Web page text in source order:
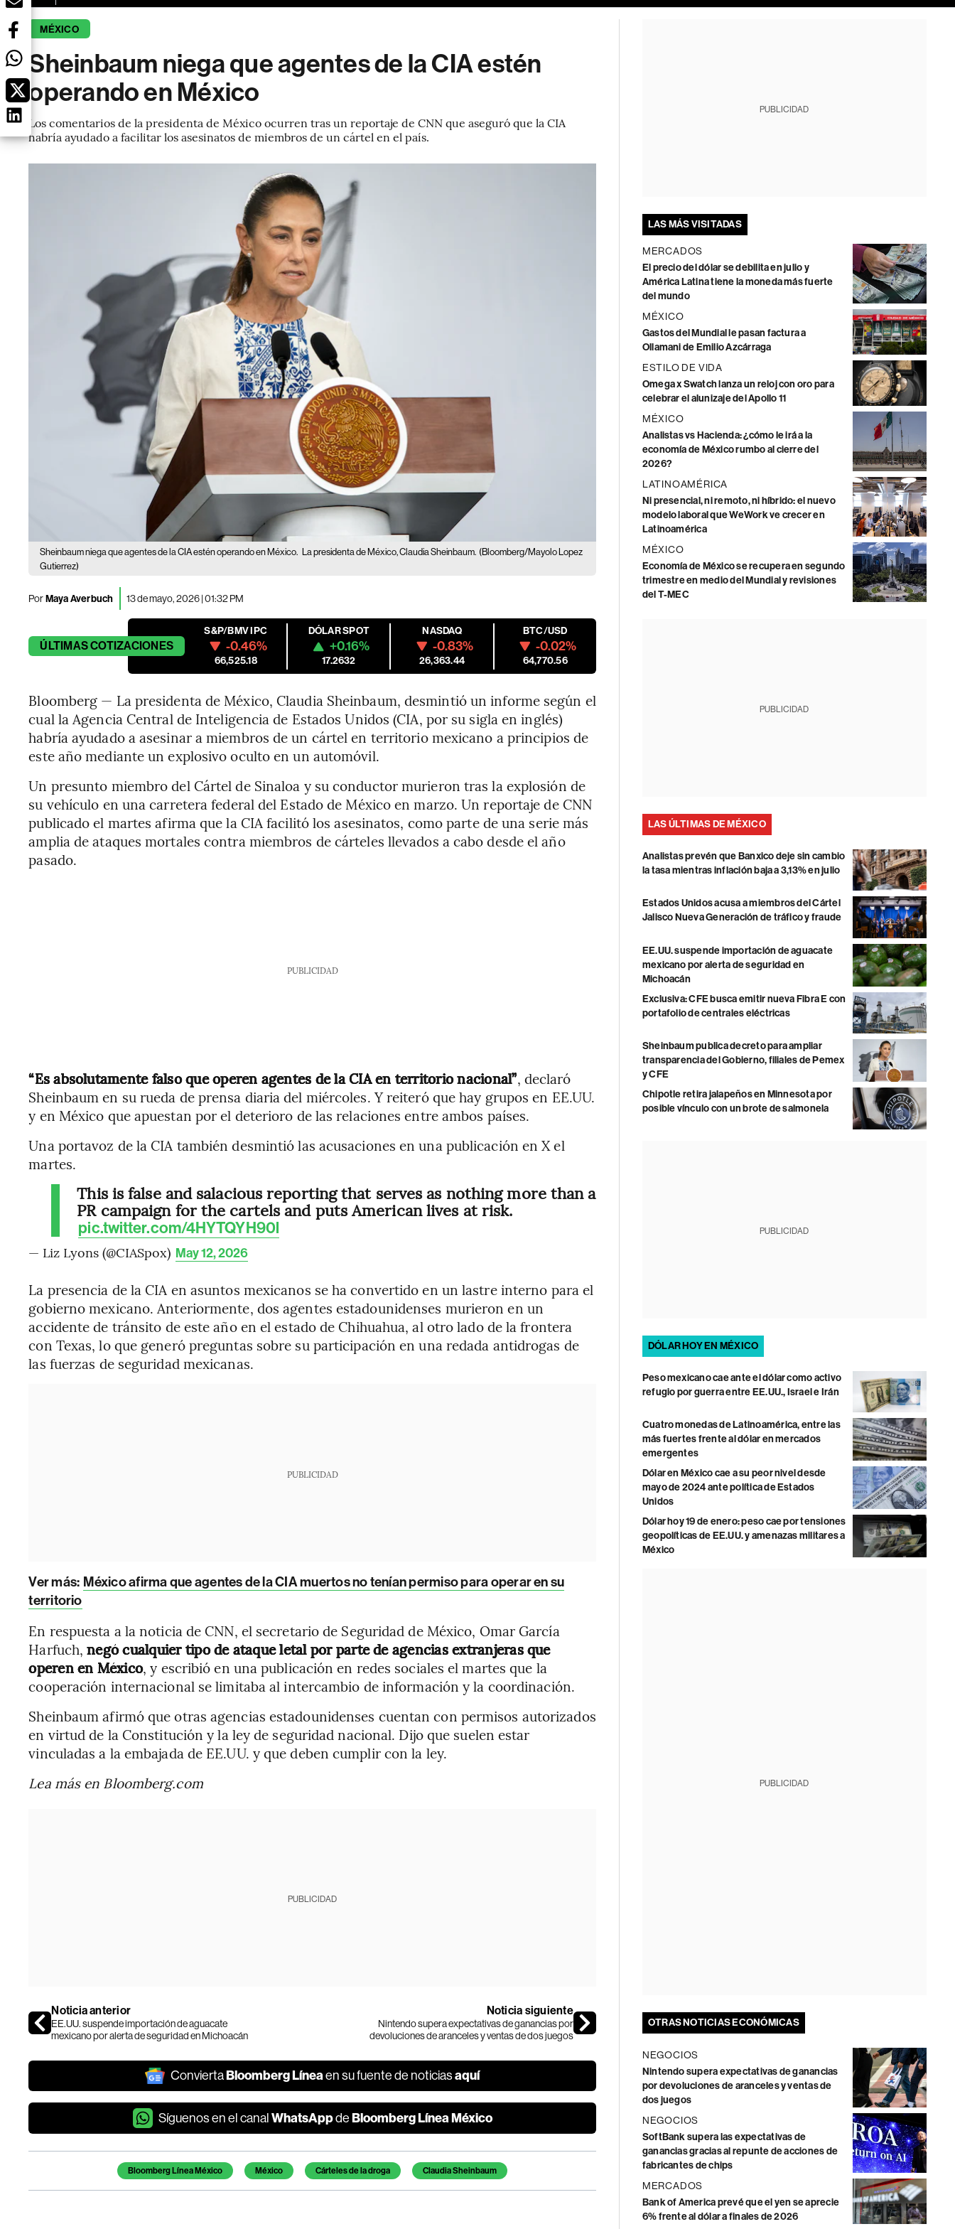
MÉXICO
Sheinbaum niega que agentes de la CIA estén
operando en México
Los comentarios de la presidenta de México ocurren tras un reportaje de CNN que aseguró que la CIA
habría ayudado a facilitar los asesinatos de miembros de un cártel en el país.
Sheinbaum niega que agentes de la CIA estén operando en México. La presidenta de México, Claudia Sheinbaum. (Bloomberg/Mayolo Lopez
Gutierrez)
PorMaya Averbuch 13 de mayo, 2026 | 01:32 PM
ÚLTIMASCOTIZACIONES
S&P/BMV IPC
-0.46%
66,525.18
DÓLAR SPOT
+0.16%
17.2632
NASDAQ
-0.83%
26,363.44
BTC/USD
-0.02%
64,770.56
Bloomberg — La presidenta de México, Claudia Sheinbaum, desmintió un informe según el
cual la Agencia Central de Inteligencia de Estados Unidos (CIA, por su sigla en inglés)
habría ayudado a asesinar a miembros de un cártel en territorio mexicano a principios de
este año mediante un explosivo oculto en un automóvil.
Un presunto miembro del Cártel de Sinaloa y su conductor murieron tras la explosión de
su vehículo en una carretera federal del Estado de México en marzo. Un reportaje de CNN
publicado el martes afirma que la CIA facilitó los asesinatos, como parte de una serie más
amplia de ataques mortales contra miembros de cárteles llevados a cabo desde el año
pasado.
PUBLICIDAD
“Es absolutamente falso que operen agentes de la CIA en territorio nacional”, declaró
Sheinbaum en su rueda de prensa diaria del miércoles. Y reiteró que hay grupos en EE.UU.
y en México que apuestan por el deterioro de las relaciones entre ambos países.
Una portavoz de la CIA también desmintió las acusaciones en una publicación en X el
martes.
This is false and salacious reporting that serves as nothing more than a
PR campaign for the cartels and puts American lives at risk.
pic.twitter.com/4HYTQYH90l
— Liz Lyons (@CIASpox) May 12, 2026
La presencia de la CIA en asuntos mexicanos se ha convertido en un lastre interno para el
gobierno mexicano. Anteriormente, dos agentes estadounidenses murieron en un
accidente de tránsito de este año en el estado de Chihuahua, al otro lado de la frontera
con Texas, lo que generó preguntas sobre su participación en una redada antidrogas de
las fuerzas de seguridad mexicanas.
PUBLICIDAD
Ver más: México afirma que agentes de la CIA muertos no tenían permiso para operar en su
territorio
En respuesta a la noticia de CNN, el secretario de Seguridad de México, Omar García
Harfuch,negó cualquier tipo de ataque letal por parte de agencias extranjeras que
operen en México, y escribió en una publicación en redes sociales el martes que la
cooperación internacional se limitaba al intercambio de información y la coordinación.
Sheinbaum afirmó que otras agencias estadounidenses cuentan con permisos autorizados
en virtud de la Constitución y la ley de seguridad nacional. Dijo que suelen estar
vinculadas a la embajada de EE.UU. y que deben cumplir con la ley.
Lea más en Bloomberg.com
PUBLICIDAD
Noticia anterior
EE.UU. suspende importación de aguacate
mexicano por alerta de seguridad en Michoacán
Noticia siguiente
Nintendo supera expectativas de ganancias por
devoluciones de aranceles y ventas de dos juegos
ConviertaBloomberg Líneaen su fuente de noticiasaquí
Síguenos en el canal WhatsAppde Bloomberg Línea México
Temas de este artículoBloomberg Línea México México Cárteles de la droga Claudia Sheinbaum
PUBLICIDAD
LAS MÁS VISITADAS
MERCADOS
El precio del dólar se debilita en julio y
América Latina tiene la moneda más fuerte
del mundo
MÉXICO
Gastos del Mundial le pasan factura a
Ollamani de Emilio Azcárraga
ESTILO DE VIDA
Omega x Swatch lanza un reloj con oro para
celebrar el alunizaje del Apollo 11
MÉXICO
Analistas vs Hacienda: ¿cómo le irá a la
economía de México rumbo al cierre del
2026?
LATINOAMÉRICA
Ni presencial, ni remoto, ni híbrido: el nuevo
modelo laboral que WeWork ve crecer en
Latinoamérica
MÉXICO
Economía de México se recupera en segundo
trimestre en medio del Mundial y revisiones
del T-MEC
PUBLICIDAD
LAS ÚLTIMAS DE MÉXICO
Analistas prevén que Banxico deje sin cambio
la tasa mientras inflación baja a 3,13% en julio
Estados Unidos acusa a miembros del Cártel
Jalisco Nueva Generación de tráfico y fraude
EE.UU. suspende importación de aguacate
mexicano por alerta de seguridad en
Michoacán
Exclusiva: CFE busca emitir nueva Fibra E con
portafolio de centrales eléctricas
Sheinbaum publica decreto para ampliar
transparencia del Gobierno, filiales de Pemex
y CFE
Chipotle retira jalapeños en Minnesota por
posible vínculo con un brote de salmonela
PUBLICIDAD
DÓLAR HOY EN MÉXICO
Peso mexicano cae ante el dólar como activo
refugio por guerra entre EE.UU., Israel e Irán
Cuatro monedas de Latinoamérica, entre las
más fuertes frente al dólar en mercados
emergentes
Dólar en México cae a su peor nivel desde
mayo de 2024 ante política de Estados
Unidos
Dólar hoy 19 de enero: peso cae por tensiones
geopolíticas de EE.UU. y amenazas militares a
México
PUBLICIDAD
OTRAS NOTICIAS ECONÓMICAS
NEGOCIOS
Nintendo supera expectativas de ganancias
por devoluciones de aranceles y ventas de
dos juegos
NEGOCIOS
SoftBank supera las expectativas de
ganancias gracias al repunte de acciones de
fabricantes de chips
MERCADOS
Bank of America prevé que el yen se aprecie
6% frente al dólar a finales de 2026